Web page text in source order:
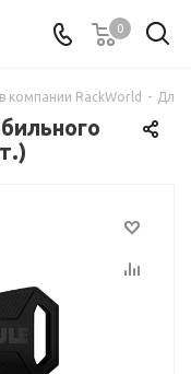
0
компании RackWorld - Для